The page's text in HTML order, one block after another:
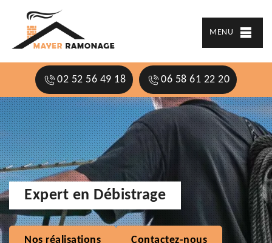
MENU
02 52 56 49 18 06 58 61 22 20
Expert en Débistrage
Nos réalisations Contactez-nous